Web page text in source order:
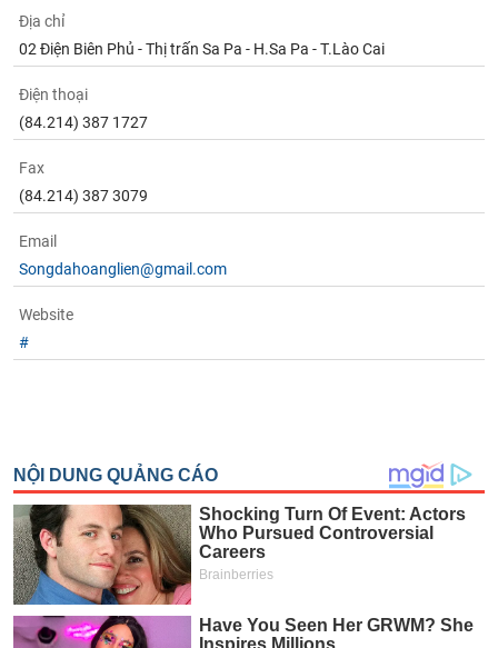
Địa chỉ
02 Điện Biên Phủ - Thị trấn Sa Pa - H.Sa Pa - T.Lào Cai
Điện thoại
(84.214) 387 1727
Fax
(84.214) 387 3079
Email
Songdahoanglien@gmail.com
Website
#